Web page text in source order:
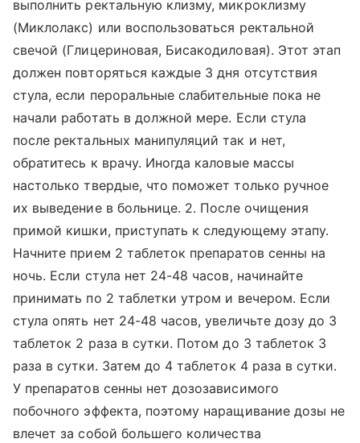
выполнить ректальную клизму, микроклизму
(Миклолакс) или воспользоваться ректальной
свечой (Глицериновая, Бисакодиловая). Этот этап
должен повторяться каждые 3 дня отсутствия
стула, если пероральные слабительные пока не
начали работать в должной мере. Если стула
после ректальных манипуляций так и нет,
обратитесь к врачу. Иногда каловые массы
настолько твердые, что поможет только ручное
их выведение в больнице. 2. После очищения
примой кишки, приступать к следующему этапу.
Начните прием 2 таблеток препаратов сенны на
ночь. Если стула нет 24-48 часов, начинайте
принимать по 2 таблетки утром и вечером. Если
стула опять нет 24-48 часов, увеличьте дозу до 3
таблеток 2 раза в сутки. Потом до 3 таблеток 3
раза в сутки. Затем до 4 таблеток 4 раза в сутки.
У препаратов сенны нет дозозависимого
побочного эффекта, поэтому наращивание дозы не
влечет за собой большего количества